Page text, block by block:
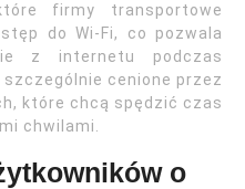
firmy transportowe
do Wi-Fi, co pozwala
z internetu podczas
cenione przez
które chcą spędzić czas
chwilami.
o